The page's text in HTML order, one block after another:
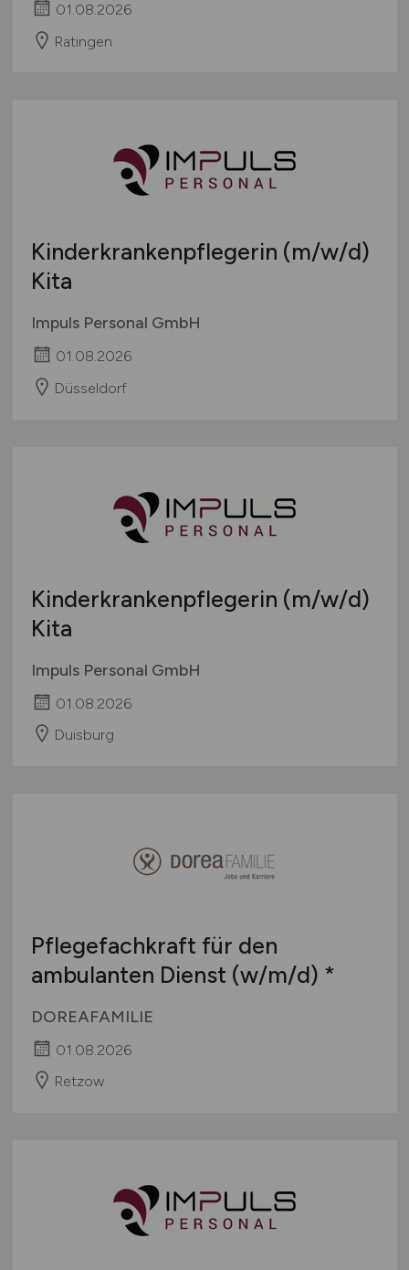
01.08.2026
Ratingen
Kinderkrankenpflegerin (m/w/d)
Kita
Impuls Personal GmbH
01.08.2026
Düsseldorf
Kinderkrankenpflegerin (m/w/d)
Kita
Impuls Personal GmbH
01.08.2026
Duisburg
Pflegefachkraft für den
ambulanten Dienst (w/m/d) *
DOREAFAMILIE
01.08.2026
Retzow